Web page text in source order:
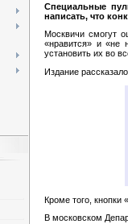
Специальные
написать, что
Москвичи смогут
«нравится» и «не
установить их во
Издание
Кроме того, кнопки
В московском